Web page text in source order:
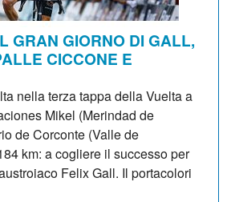
GRAN GIORNO DI GALL,
CICCONE E
nella terza tappa della Vuelta a
Mikel (Merindad de
de Corconte (Valle de
km: a cogliere il successo per
Felix Gall. Il portacolori